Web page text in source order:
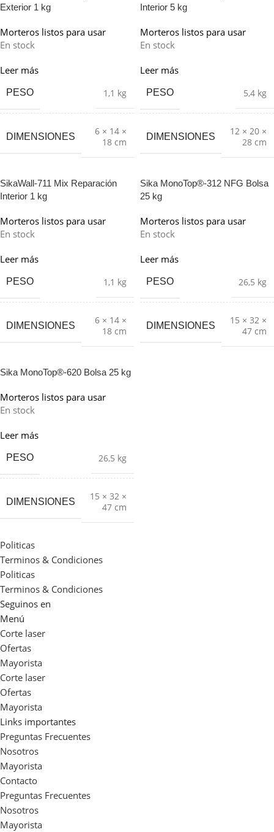
Exterior 1 kg
Morteros listos para usar
En stock
Leer más
PESO 1,1 kg
DIMENSIONES
6 × 14 ×
18 cm
Interior 5 kg
Morteros listos para usar
En stock
Leer más
PESO 5,4 kg
DIMENSIONES
12 × 20 ×
28 cm
SikaWall-711 Mix Reparación
Interior 1 kg
Morteros listos para usar
En stock
Leer más
PESO 1,1 kg
DIMENSIONES
6 × 14 ×
18 cm
Sika MonoTop®-312 NFG Bolsa
25 kg
Morteros listos para usar
En stock
Leer más
PESO 26,5 kg
DIMENSIONES
15 × 32 ×
47 cm
Sika MonoTop®-620 Bolsa 25 kg
Morteros listos para usar
En stock
Leer más
PESO 26,5 kg
DIMENSIONES
15 × 32 ×
47 cm
Politicas
Terminos & Condiciones
Politicas
Terminos & Condiciones
Seguinos en
Menú
Corte laser
Ofertas
Mayorista
Corte laser
Ofertas
Mayorista
Links importantes
Preguntas Frecuentes
Nosotros
Mayorista
Contacto
Preguntas Frecuentes
Nosotros
Mayorista